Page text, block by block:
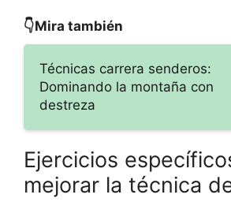
👇Mira también
Técnicas carrera senderos:
Dominando la montaña con
destreza
Ejercicios
mejorar la técnica